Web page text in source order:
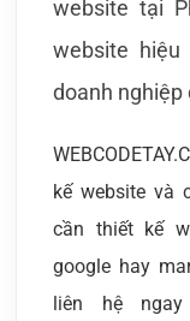
website tại
website
doanh nghiệp
kế website và
cần thiết kế
google hay
liên hệ